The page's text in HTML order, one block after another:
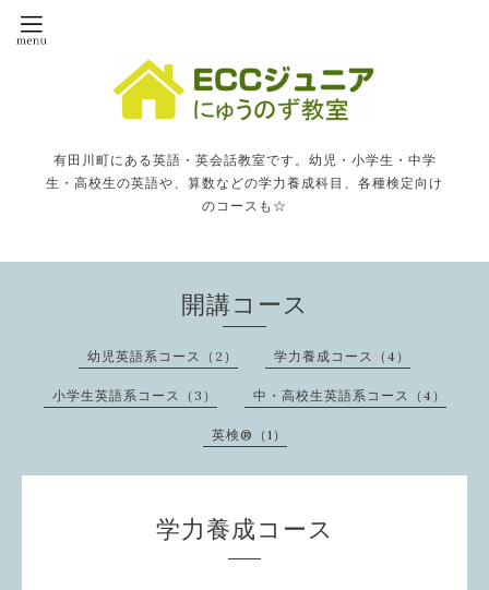
有田川町にある英語・英会話教室です。幼児・小学生・中学
生・高校生の英語や、算数などの学力養成科目、各種検定向け
のコースも☆
開講コース
幼児英語系コース（2） 学力養成コース（4）
小学生英語系コース（3） 中・高校生英語系コース（4）
英検®️（1）
学力養成コース